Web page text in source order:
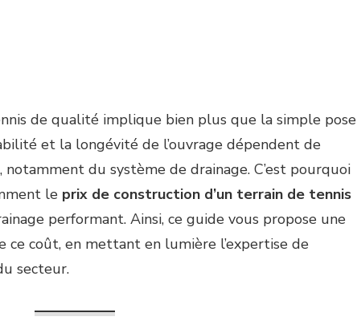
de qualité implique bien plus que la simple pose
et la longévité de l’ouvrage dépendent de
du système de drainage. C’est pourquoi
le prix de construction d’un terrain de tennis
performant. Ainsi, ce guide vous propose une
ce coût, en mettant en lumière l’expertise de
secteur.